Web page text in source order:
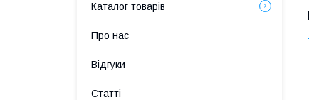
Каталог товарів
Про нас
Відгуки
Статті